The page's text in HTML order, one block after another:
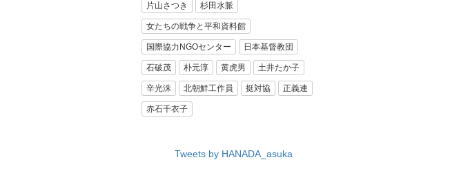
片山さつき 杉田水脈
女たちの戦争と平和資料館
国際協力NGOセンター 日本基督教団
石破茂 朴元淳 黄虎男 土井たか子
辛光洙 北朝鮮工作員 挺対協 正義連
赤石千衣子
Tweets by HANADA_asuka